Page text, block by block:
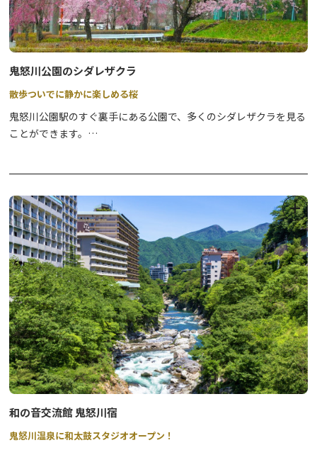
【料金】
≪電動サイクル≫
1回830円（4時間以内）
4時間を超え1時間増すごとに100円
【アクセス】
足尾庁舎（行政センター）：わたらせ渓谷鐵道「通洞駅」から徒歩
約5分
鬼怒川公園のシダレザクラ
散歩ついでに静かに楽しめる桜
鬼怒川公園駅のすぐ裏手にある公園で、多くのシダレザクラを見る
ことができます。
和の音交流館 鬼怒川宿
鬼怒川温泉に和太鼓スタジオオープン！